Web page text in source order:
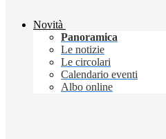
Novità
Panoramica
Le notizie
Le circolari
Calendario eventi
Albo online